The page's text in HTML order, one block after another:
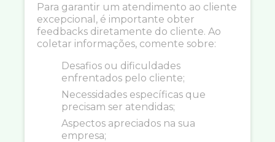
Para garantir um atendimento ao cliente
excepcional, é importante obter
feedbacks diretamente do cliente. Ao
coletar informações, comente sobre:
Desafios ou dificuldades
enfrentados pelo cliente;
Necessidades específicas que
precisam ser atendidas;
Aspectos apreciados na sua
empresa;